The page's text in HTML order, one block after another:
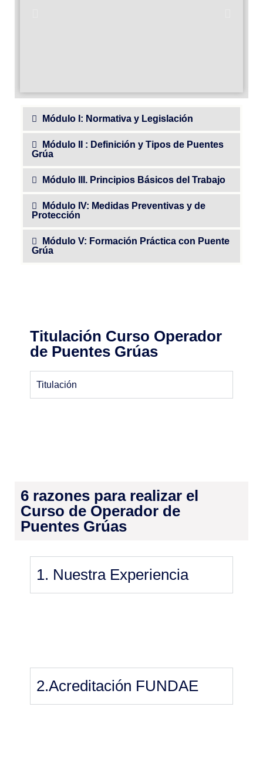
Módulo I: Normativa y Legislación
Módulo II : Definición y Tipos de Puentes
Grúa
Módulo III. Principios Básicos del Trabajo
Módulo IV: Medidas Preventivas y de
Protección
Módulo V: Formación Práctica con Puente
Grúa
Titulación Curso Operador
de Puentes Grúas
Titulación
6 razones para realizar el
Curso de Operador de
Puentes Grúas
1. Nuestra Experiencia
2.Acreditación FUNDAE